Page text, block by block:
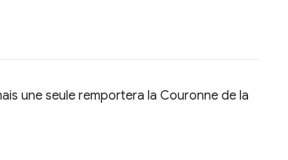
une seule remportera la Couronne de la